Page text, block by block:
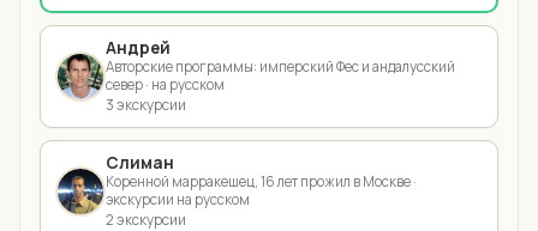
Андрей
Авторские программы: имперский Фес и андалусский
север · на русском
3 экскурсии
Слиман
Коренной марракешец, 16 лет прожил в Москве ·
экскурсии на русском
2 экскурсии